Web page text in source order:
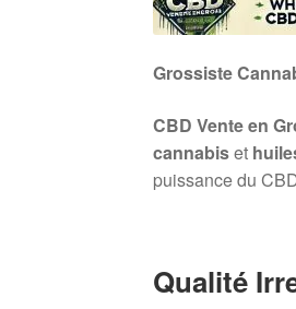
Grossiste
CBD Vente en
cannabiset
puissance du
Qualité